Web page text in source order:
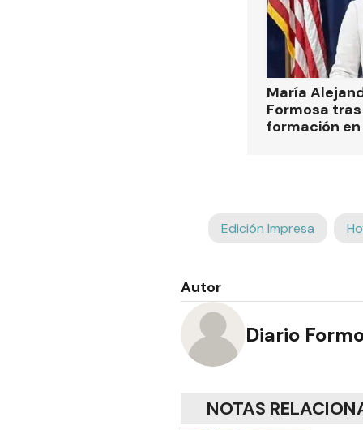
María
Formosa
formación
Edición Impresa
Autor
Diario
NOTAS